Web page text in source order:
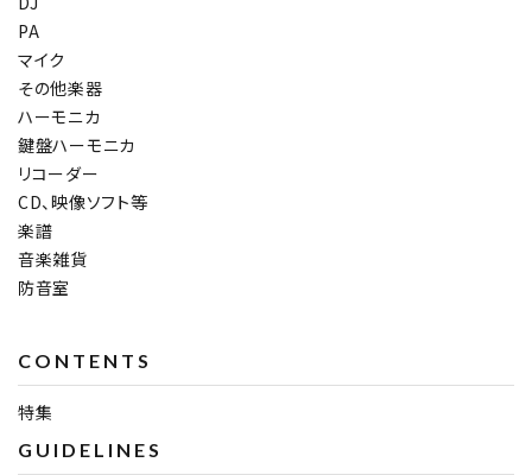
PA
マイク
その他楽器
ハーモニカ
鍵盤ハーモニカ
リコーダー
CD、映像ソフト等
楽譜
音楽雑貨
防音室
CONTENTS
特集
GUIDELINES